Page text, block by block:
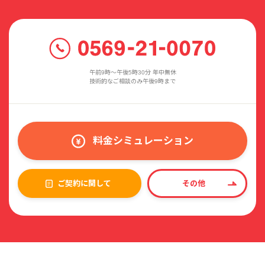
午前9時〜午後5時30分 年中無休
技術的なご相談のみ午後9時まで
料金シミュレーション
ご契約に関して その他